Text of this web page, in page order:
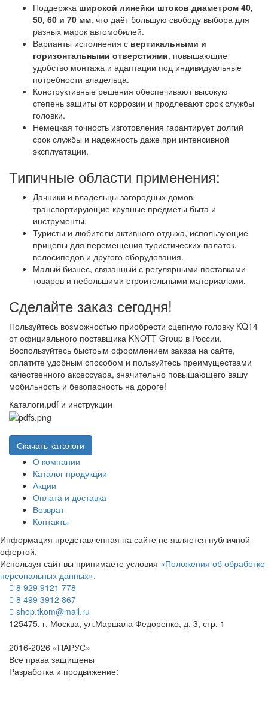
Поддержка широкой линейки штоков диаметром 40,
50, 60 и 70 мм, что даёт большую свободу выбора для
разных марок автомобилей.
Варианты исполнения с вертикальными и
горизонтальными отверстиями, повышающие
удобство монтажа и адаптации под индивидуальные
потребности владельца.
Конструктивные решения обеспечивают высокую
степень защиты от коррозии и продлевают срок службы
головки.
Немецкая точность изготовления гарантирует долгий
срок службы и надежность даже при интенсивной
эксплуатации.
Типичные области применения:
Дачники и владельцы загородных домов,
транспортирующие крупные предметы быта и
инструменты.
Туристы и любители активного отдыха, использующие
прицепы для перемещения туристических палаток,
велосипедов и другого оборудования.
Малый бизнес, связанный с регулярными поставками
товаров и небольшими строительными материалами.
Сделайте заказ сегодня!
Пользуйтесь возможностью приобрести сцепную головку KQ14
от официального поставщика KNOTT Group в России.
Воспользуйтесь быстрым оформлением заказа на сайте,
оплатите удобным способом и пользуйтесь преимуществами
качественного аксессуара, значительно повышающего вашу
мобильность и безопасность на дороге!
Каталоги.pdf и инструкции
Скачать каталоги
О компании
Каталог продукции
Акции
Оплата и доставка
Возврат
Контакты
Информация представленная на сайте не является публичной
офертой.
Используя сайт вы принимаете условия «Положения об обработке
персональных данных».
8 929 9121 778
8 499 3912 867
shop.tkom@mail.ru
125475, г. Москва, ул.Маршала Федоренко, д. 3, стр. 1
2016-2026 «ПАРУС»
Все права защищены
Разработка и продвижение: